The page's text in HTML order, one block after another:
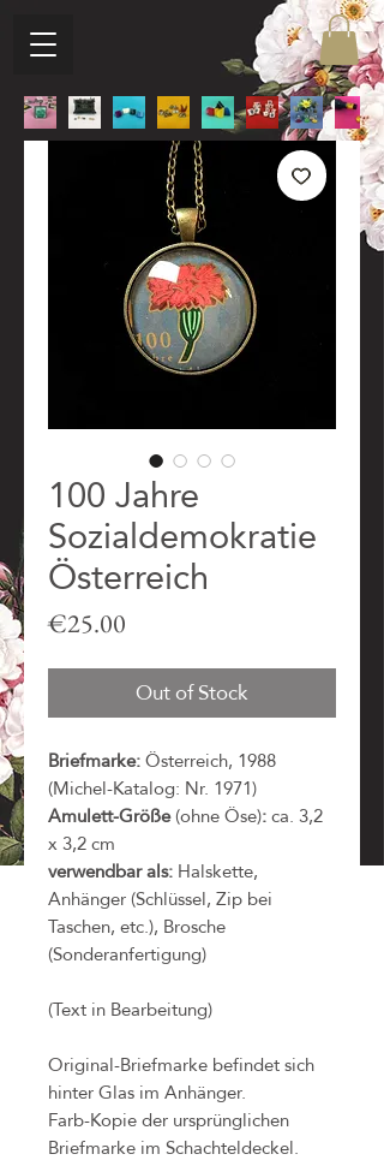
100 Jahre
Sozialdemokratie
Österreich
€25.00
Out of Stock
Briefmarke:Österreich, 1988
(Michel-Katalog: Nr. 1971)
Amulett-Größe(ohne Öse):ca. 3,2
x 3,2 cm
verwendbar als:Halskette,
Anhänger (Schlüssel, Zip bei
Taschen, etc.), Brosche
(Sonderanfertigung)
(Text in Bearbeitung)
Original-Briefmarke befindet sich
hinter Glas im Anhänger.
Farb-Kopie der ursprünglichen
Briefmarke im Schachteldeckel.